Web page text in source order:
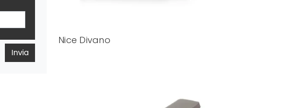
Invia
Nice Divano